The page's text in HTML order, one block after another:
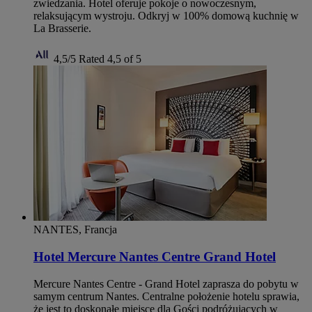
zwiedzania. Hotel oferuje pokoje o nowoczesnym,
relaksującym wystroju. Odkryj w 100% domową kuchnię w
La Brasserie.
4,5/5 Rated 4,5 of 5
NANTES, Francja
Hotel Mercure Nantes Centre Grand Hotel
Mercure Nantes Centre - Grand Hotel zaprasza do pobytu w
samym centrum Nantes. Centralne położenie hotelu sprawia,
że jest to doskonałe miejsce dla Gości podróżujących w